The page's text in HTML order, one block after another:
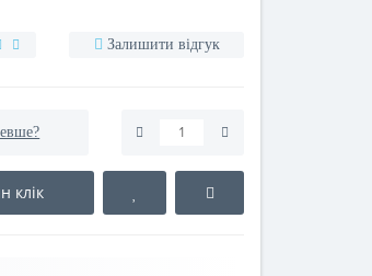
Залишити відгук
клік